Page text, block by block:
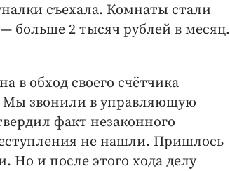
съехала. Комнаты стали
больше 2 тысяч рублей в месяц.
в обход своего счётчика
Мы звонили в управляющую
факт незаконного
не нашли. Пришлось
Но и после этого хода делу